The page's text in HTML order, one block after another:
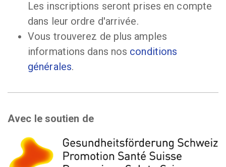
Les inscriptions seront prises en compte
dans leur ordre d'arrivée.
Vous trouverez de plus amples
informations dans nos conditions
générales.
Avec le soutien de